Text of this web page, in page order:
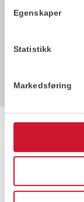
Egenskaper
Statistikk
Markedsføring
kan